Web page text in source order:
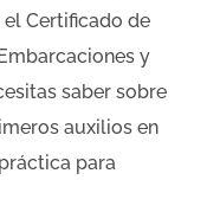
Certificado de
y
saber sobre
auxilios en
para